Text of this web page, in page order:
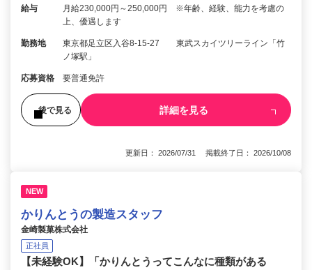
給与
月給230,000円～250,000円 ※年齢、経験、能力を考慮の
上、優遇します
勤務地
東京都足立区入谷8-15-27 東武スカイツリーライン「竹
ノ塚駅」
応募資格 要普通免許
後で見る 詳細を見る
更新日： 2026/07/31 掲載終了日： 2026/10/08
NEW
かりんとうの製造スタッフ
金崎製菓株式会社
正社員
【未経験OK】「かりんとうってこんなに種類がある